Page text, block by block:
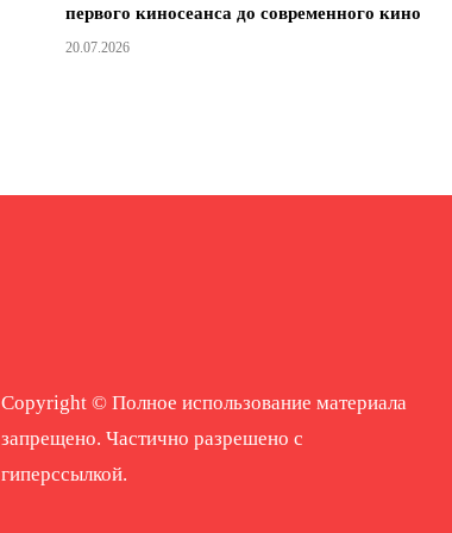
первого киносеанса до современного кино
20.07.2026
Copyright © Полное использование материала
запрещено. Частично разрешено с
гиперссылкой.